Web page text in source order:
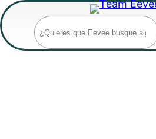
Saltar
al
contenido
Buscar